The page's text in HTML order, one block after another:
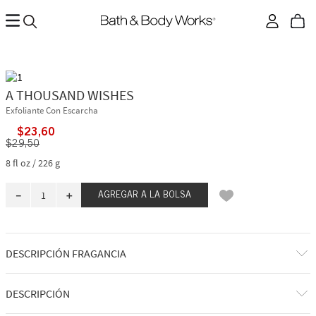
A THOUSAND WISHES
Exfoliante Con Escarcha
$23,60
$29,50
8 fl oz / 226 g
＋
－ AGREGAR A LA BOLSA
DESCRIPCIÓN FRAGANCIA
A qué huele: una celebración dulce y reconfortante.
DESCRIPCIÓN